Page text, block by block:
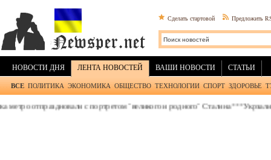
Сделать стартовой Предложить
НОВОСТИ ДНЯ ЛЕНТА НОВОСТЕЙ ВАШИ НОВОСТИ
СТАТЬИ
ВСЕ ПОЛИТИКА ЭКОНОМИКА ОБЩЕСТВО ТЕХНОЛОГИИ СПОРТ ЗДОРОВЬЕ
отпраздновали с портретом "великого и родного" Сталина***